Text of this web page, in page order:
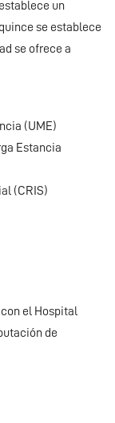
un
se establece
se ofrece a
(UME)
Estancia
(CRIS)
el Hospital
de